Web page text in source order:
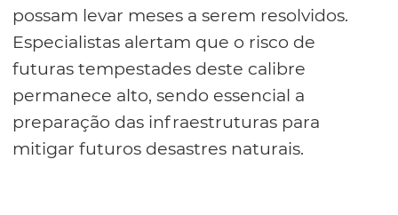
possam levar meses a serem resolvidos.
Especialistas alertam que o risco de
futuras tempestades deste calibre
permanece alto, sendo essencial a
preparação das infraestruturas para
mitigar futuros desastres naturais.